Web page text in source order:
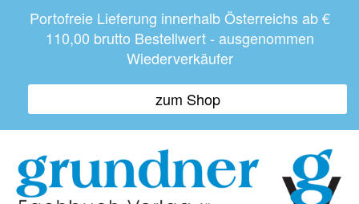
Portofreie Lieferung innerhalb Österreichs ab €
110,00 brutto Bestellwert - ausgenommen
Wiederverkäufer
zum Shop